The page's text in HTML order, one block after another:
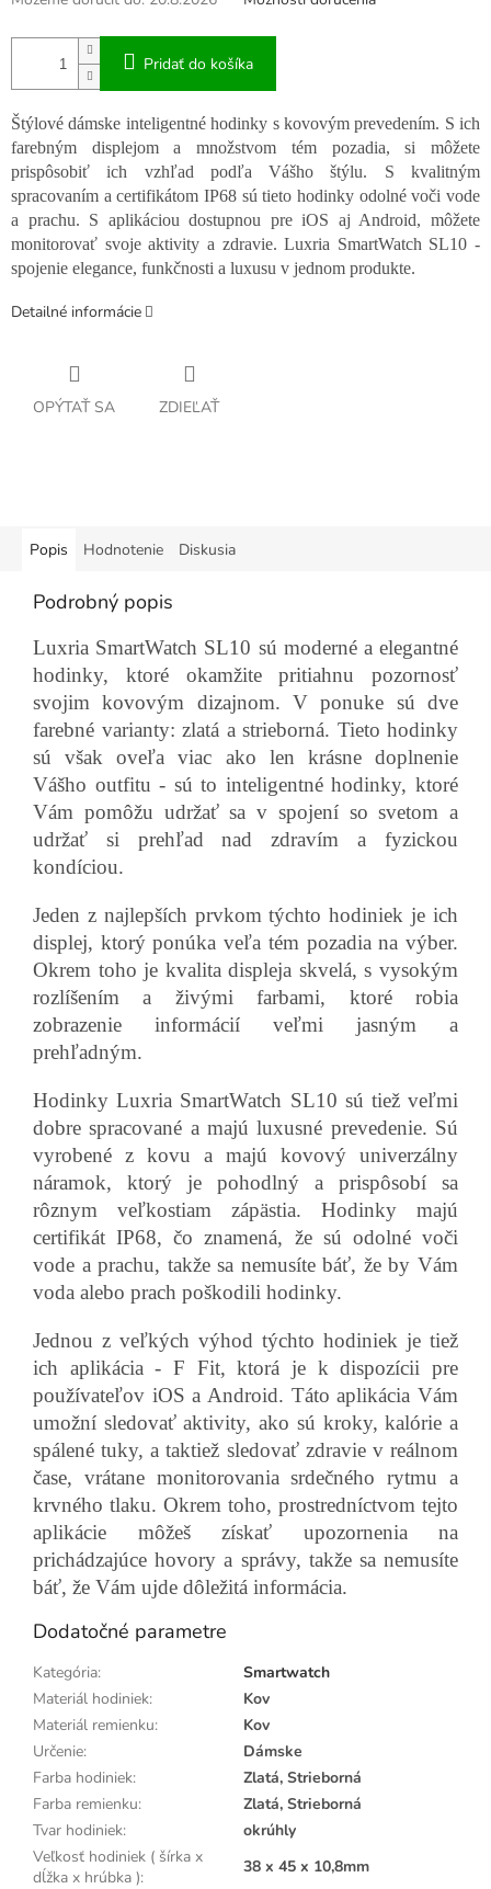
Pridať do košíka
Štýlové dámske inteligentné hodinky s kovovým prevedením. S ich
farebným displejom a množstvom tém pozadia, si môžete
prispôsobiť ich vzhľad podľa Vášho štýlu. S kvalitným
spracovaním a certifikátom IP68 sú tieto hodinky odolné voči vode
a prachu. S aplikáciou dostupnou pre iOS aj Android, môžete
monitorovať svoje aktivity a zdravie. Luxria SmartWatch SL10 -
spojenie elegance, funkčnosti a luxusu v jednom produkte.
Detailné informácie
OPÝTAŤ SA ZDIEĽAŤ
Popis Hodnotenie Diskusia
Podrobný popis
Luxria SmartWatch SL10 sú moderné a elegantné
hodinky, ktoré okamžite pritiahnu pozornosť
svojim kovovým dizajnom. V ponuke sú dve
farebné varianty: zlatá a strieborná. Tieto hodinky
sú však oveľa viac ako len krásne doplnenie
Vášho outfitu - sú to inteligentné hodinky, ktoré
Vám pomôžu udržať sa v spojení so svetom a
udržať si prehľad nad zdravím a fyzickou
kondíciou.
Jeden z najlepších prvkom týchto hodiniek je ich
displej, ktorý ponúka veľa tém pozadia na výber.
Okrem toho je kvalita displeja skvelá, s vysokým
rozlíšením a živými farbami, ktoré robia
zobrazenie informácií veľmi jasným a
prehľadným.
Hodinky Luxria SmartWatch SL10 sú tiež veľmi
dobre spracované a majú luxusné prevedenie. Sú
vyrobené z kovu a majú kovový univerzálny
náramok, ktorý je pohodlný a prispôsobí sa
rôznym veľkostiam zápästia. Hodinky majú
certifikát IP68, čo znamená, že sú odolné voči
vode a prachu, takže sa nemusíte báť, že by Vám
voda alebo prach poškodili hodinky.
Jednou z veľkých výhod týchto hodiniek je tiež
ich aplikácia - F Fit, ktorá je k dispozícii pre
používateľov iOS a Android. Táto aplikácia Vám
umožní sledovať aktivity, ako sú kroky, kalórie a
spálené tuky, a taktiež sledovať zdravie v reálnom
čase, vrátane monitorovania srdečného rytmu a
krvného tlaku. Okrem toho, prostredníctvom tejto
aplikácie môžeš získať upozornenia na
prichádzajúce hovory a správy, takže sa nemusíte
báť, že Vám ujde dôležitá informácia.
Dodatočné parametre
Kategória:
Smartwatch
Materiál hodiniek:
Kov
Materiál remienku:
Kov
Určenie:
Dámske
Farba hodiniek:
Zlatá, Strieborná
Farba remienku:
Zlatá, Strieborná
Tvar hodiniek:
okrúhly
Veľkosť hodiniek ( šírka x
dĺžka x hrúbka ):
38 x 45 x 10,8mm